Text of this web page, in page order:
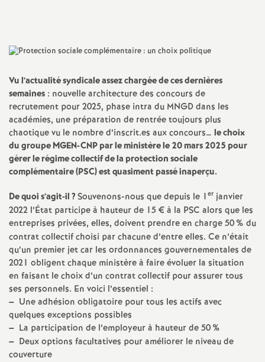
t
i
o
n
a
l
d
e
s
E
Vu l’actualité syndicale assez chargée de ces dernières
semaines : nouvelle architecture des concours de
recrutement pour 2025, phase intra du MNGD dans les
académies, une préparation de rentrée toujours plus
chaotique vu le nombre d’inscrit.es aux concours… le choix
du groupe MGEN-CNP par le ministère le 20 mars 2025 pour
gérer le régime collectif de la protection sociale
complémentaire (PSC) est quasiment passé inaperçu.
De quoi s’agit-il?Souvenons-nous que depuis le 1er janvier
2022 l’État participe à hauteur de 15 € à la PSC alors que les
entreprises privées, elles, doivent prendre en charge 50% du
contrat collectif choisi par chacune d’entre elles. Ce n’était
qu’un premier jet car les ordonnances gouvernementales de
2021 obligent chaque ministère à faire évoluer la situation
en faisant le choix d’un contrat collectif pour assurer tous
ses personnels. En voici l’essentiel :
– Une adhésion obligatoire pour tous les actifs avec
quelques exceptions possibles
– La participation de l’employeur à hauteur de 50%
– Deux options facultatives pour améliorer le niveau de
couverture